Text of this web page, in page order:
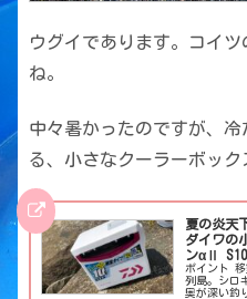
ウグイであります。コイ
ね。
中々暑かったのですが、
る、小さなクーラーボック
夏の炎天
ダイワの
ンαⅡ
ポイント
列島。シロ
奥が深い釣